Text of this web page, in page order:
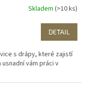
Skladem (>10 ks)
DETAIL
s drápy, které zajistí
vám práci v